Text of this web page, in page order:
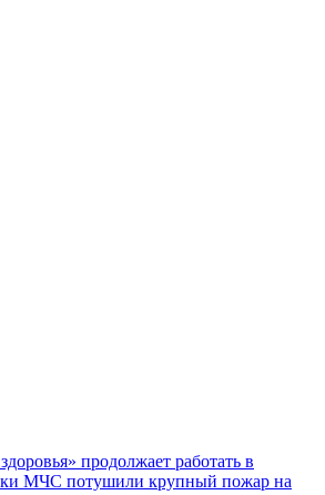
продолжает работать в
МЧС потушили крупный пожар на